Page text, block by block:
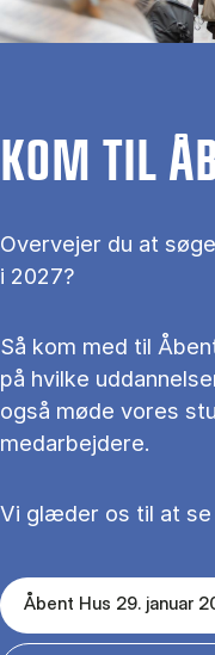
KOM TIL
Overvejer du at
i 2027?
Så kom med til
på hvilke
også møde vores
medarbejdere.
Vi glæder os til at se
Åbent Hus 29. januar